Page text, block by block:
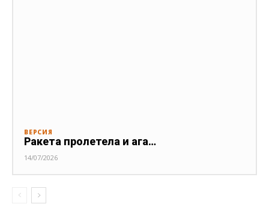
ВЕРСИЯ
Ракета пролетела и ага…
14/07/2026